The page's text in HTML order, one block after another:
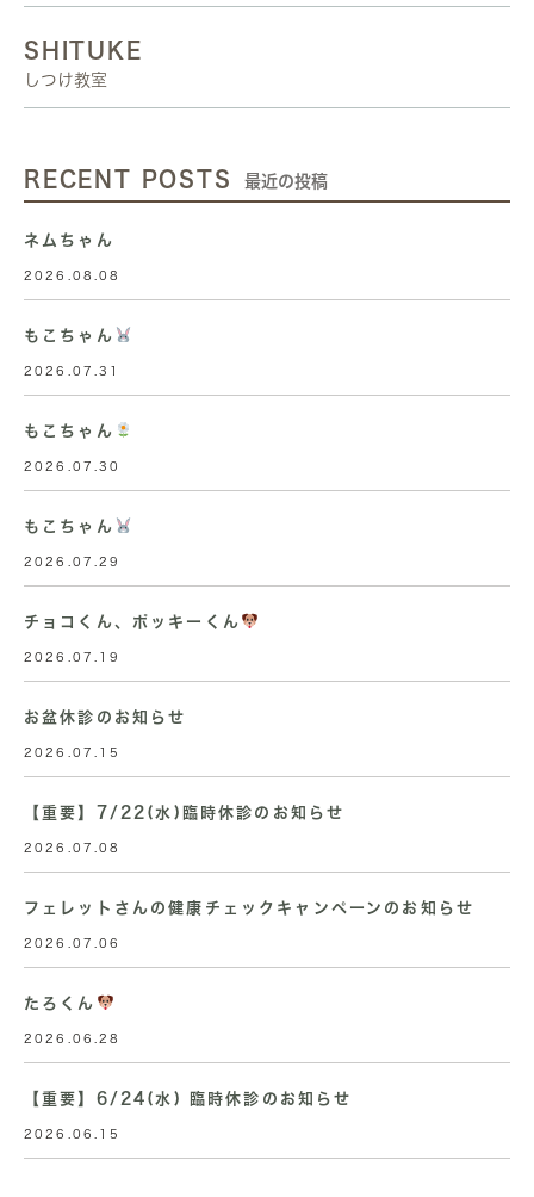
SHITUKE
しつけ教室
RECENT POSTS 最近の投稿
ネムちゃん
2026.08.08
もこちゃん
2026.07.31
もこちゃん
2026.07.30
もこちゃん
2026.07.29
チョコくん、ポッキーくん
2026.07.19
お盆休診のお知らせ
2026.07.15
【重要】7/22(水)臨時休診のお知らせ
2026.07.08
フェレットさんの健康チェックキャンペーンのお知らせ
2026.07.06
たろくん
2026.06.28
【重要】6/24(水) 臨時休診のお知らせ
2026.06.15